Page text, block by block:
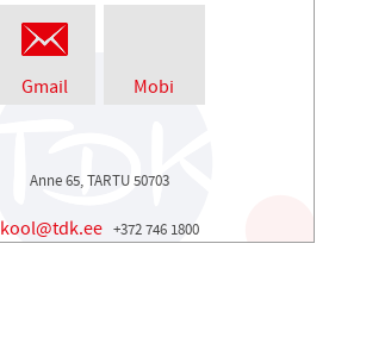
Gmail Mobi
Anne 65, TARTU 50703
kool@tdk.ee +372 746 1800